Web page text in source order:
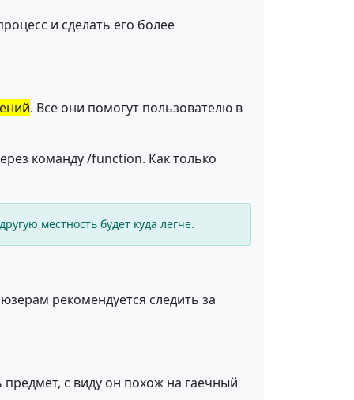
и сделать его более
. Все они помогут пользователю в
команду /function. Как только
местность будет куда легче.
рекомендуется следить за
с виду он похож на гаечный